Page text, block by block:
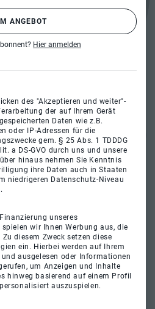
ANGEBOT
Hier anmelden
des "Akzeptieren und weiter"-
der auf Ihrem Gerät
Daten wie z.B.
oder IP-Adressen für die
gem. § 25 Abs. 1 TDDDG
a DS-GVO durch uns und unsere
hinaus nehmen Sie Kenntnis
ihre Daten auch in Staaten
niedrigeren Datenschutz-Niveau
unseres
wir Ihnen Werbung aus, die
diesem Zweck setzen diese
ein. Hierbei werden auf Ihrem
ausgelesen oder Informationen
um Anzeigen und Inhalte
hinweg basierend auf einem Profil
auszuspielen.